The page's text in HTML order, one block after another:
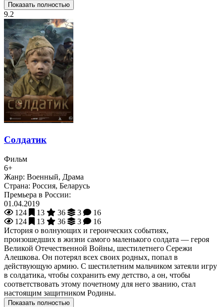
Показать полностью
9.2
Солдатик
Фильм
6+
Жанр: Военный, Драма
Страна: Россия, Беларусь
Премьера в России:
01.04.2019
124
13 36 3
16
124
13 36 3
16
История о волнующих и героических событиях,
произошедших в жизни самого маленького солдата — героя
Великой Отечественной Войны, шестилетнего Сережи
Алешкова. Он потерял всех своих родных, попал в
действующую армию. С шестилетним мальчиком затеяли игру
в солдатика, чтобы сохранить ему детство, а он, чтобы
соответствовать этому почетному для него званию, стал
настоящим защитником Родины.
Показать полностью